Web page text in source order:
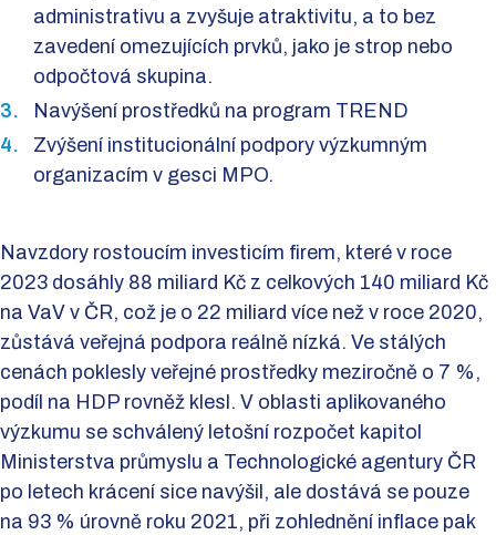
administrativu a zvyšuje atraktivitu, a to bez
zavedení omezujících prvků, jako je strop nebo
odpočtová skupina.
Navýšení prostředků na program TREND
Zvýšení institucionální podpory výzkumným
organizacím v gesci MPO.
Navzdory rostoucím investicím firem, které v roce
2023 dosáhly 88 miliard Kč z celkových 140 miliard Kč
na VaV v ČR, což je o 22 miliard více než v roce 2020,
zůstává veřejná podpora reálně nízká. Ve stálých
cenách poklesly veřejné prostředky meziročně o 7 %,
podíl na HDP rovněž klesl. V oblasti aplikovaného
výzkumu se schválený letošní rozpočet kapitol
Ministerstva průmyslu a Technologické agentury ČR
po letech krácení sice navýšil, ale dostává se pouze
na 93 % úrovně roku 2021, při zohlednění inflace pak